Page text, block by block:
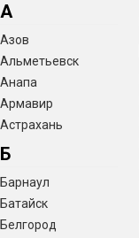
А
Азов
Альметьевск
Анапа
Армавир
Астрахань
Б
Барнаул
Батайск
Белгород